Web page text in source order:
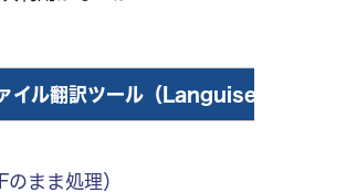
イル翻訳ツール（Languise等）
まま処理）